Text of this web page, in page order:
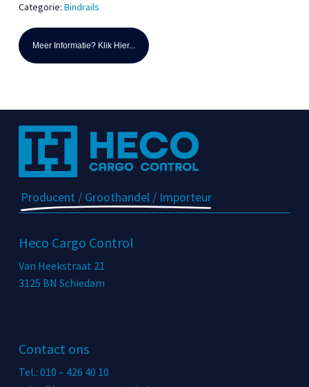
Categorie: Bindrails
Meer Informatie? Klik Hier...
Producent / Groothandel / Importeur
Heco Cargo Control
Van Heekstraat 21
3125 BN Schiedam
Contact ons
Tel.: 010 – 426 40 10